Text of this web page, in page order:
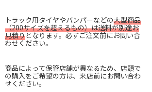
トラック用タイヤやバンパーなどの大型商品
（200サイズを超えるもの）は送料が別途お
見積りとなります。必ずご注文前にお問い合
わせください。
商品によって保管店舗が異なるため、店頭で
の購入をご希望の方は、来店前にお問い合わ
せください。